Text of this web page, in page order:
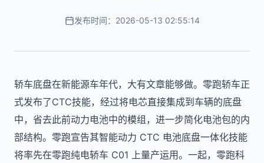
发布时间：2026-05-13 02:55:14
轿车底盘在新能源车年代，大有文章能够做。零跑轿车正
式发布了CTC技能，经过将电芯直接集成到车辆的底盘
中，省去此前动力电池中的模组，进一步简化电池包的内
部结构。零跑宣告其智能动力 CTC 电池底盘一体化技能
将率先在零跑纯电轿车 C01 上量产运用。一起，零跑科